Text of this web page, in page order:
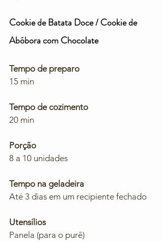
Cookie de Batata Doce / Cookie de
Abóbora com Chocolate
Tempo de preparo
15 min
Tempo de cozimento
20 min
Porção
8 a 10 unidades
Tempo na geladeira
Até 3 dias em um recipiente fechado
Utensílios
Panela (para o purê)